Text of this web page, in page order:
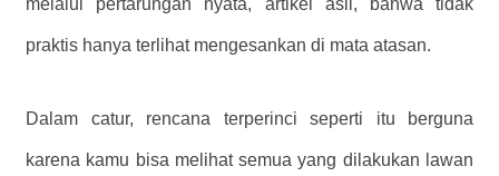
praktis hanya terlihat mengesankan di mata atasan.
Dalam catur, rencana terperinci seperti itu berguna
karena kamu bisa melihat semua yang dilakukan lawan